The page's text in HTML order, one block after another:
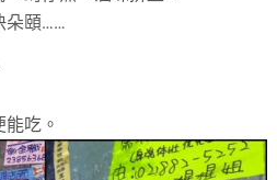
朵頤……
吃。